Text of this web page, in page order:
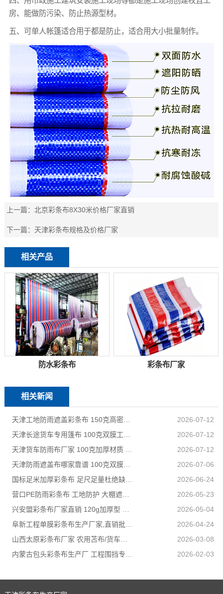
房、能做防污染、防止热源型材。
五、可单人帐篷适合用于都是防止，适合用大小批量制作。
上一篇： 北京彩条布8X30米价格厂家直销
下一篇： 天津彩条布规格及价格厂家
相关产品
防水彩条布 彩条布厂家
相关新闻
天津工地防雨遮盖彩条布 150克高密度 基建施工防尘防水
2026-07-12
2026-07-12
2026-07-12
天津防雨遮盖布哪家靠谱 100克双膜加厚款适配高栏货车长途盖货
2026-07-06
国标足米加厚彩条布 足尺足量杜绝缺尺少米
2026-06-24
营口PE防雨彩条布 工地防护 大棚遮盖 3×50米 耐寒耐用
2026-05-23
2026-05-04
2026-04-24
山西太原彩条布厂家 农用苫布/货车篷布 支持来样加工定制
2026-03-08
2026-02-03